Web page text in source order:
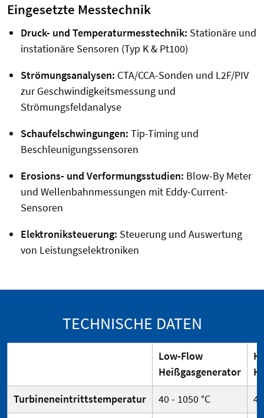
Eingesetzte Messtechnik
Druck- und Temperaturmesstechnik: Stationäre und
instationäre Sensoren (Typ K & Pt100)
Strömungsanalysen: CTA/CCA-Sonden und L2F/PIV
zur Geschwindigkeitsmessung und
Strömungsfeldanalyse
Schaufelschwingungen: Tip-Timing und
Beschleunigungssensoren
Erosions- und Verformungsstudien: Blow-By Meter
und Wellenbahnmessungen mit Eddy-Current-
Sensoren
Elektroniksteuerung: Steuerung und Auswertung
von Leistungselektroniken
TECHNISCHE DATEN
Low-Flow
Heißgasgenerator
Turbineneintrittstemperatur
40 - 1050 °C